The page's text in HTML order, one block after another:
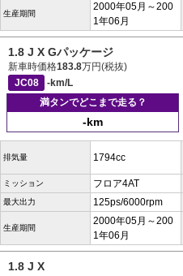
生産期間
2000年05月～200
1年06月
1.8 J X Gパッケージ
新車時価格183.8万円(税抜)
JC08
-km/L
満タンでどこまで走る？
-km
排気量 1794cc
ミッション フロア4AT
最大出力 125ps/6000rpm
生産期間
2000年05月～200
1年06月
1.8 J X